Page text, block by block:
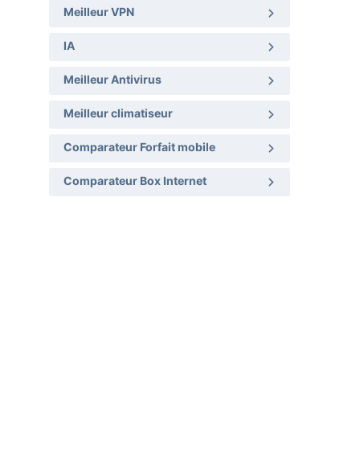
Meilleur VPN
IA
Meilleur Antivirus
Meilleur climatiseur
Comparateur Forfait mobile
Comparateur Box Internet